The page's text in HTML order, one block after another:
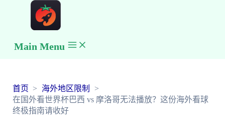
Main Menu
首页
海外地区限制
在国外看世界杯巴西 vs 摩洛哥无法播放？这份海外看球
终极指南请收好